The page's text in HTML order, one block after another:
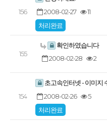
156 2008-02-27
11
처리완료
155
확인하였습니다
2008-02-28
2
154
초고속인터넷 - 이미지
2008-02-26
5
처리완료